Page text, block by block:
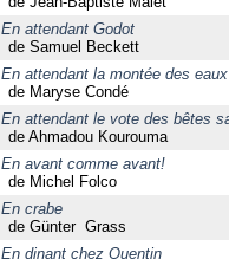
En attendant Godot
de Samuel Beckett
En attendant la montée des eaux
de Maryse Condé
En attendant le vote des bêtes
de Ahmadou Kourouma
En avant comme avant!
de Michel Folco
En crabe
de Günter Grass
En dinant chez Quentin